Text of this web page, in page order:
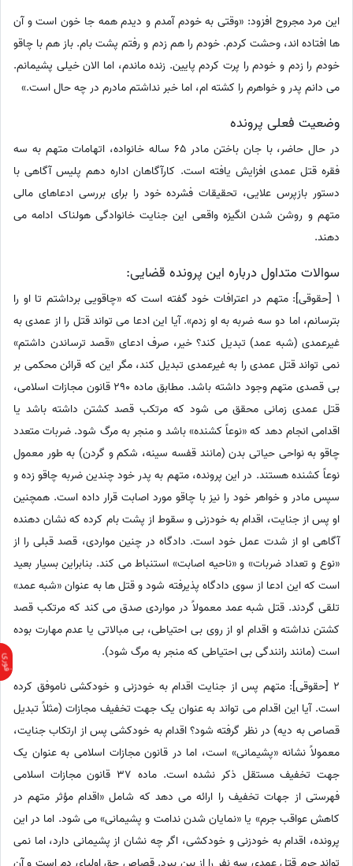
این مرد مجروح افزود: «وقتی به خودم آمدم و دیدم همه جا خون است و آن
ها افتاده اند، وحشت کردم. خودم را هم زدم و رفتم پشت بام. باز هم با چاقو
خودم را زدم و خودم را پرت کردم پایین. زنده ماندم، اما الان خیلی پشیمانم.
می دانم پدر و خواهرم را کشته ام، اما خبر نداشتم مادرم در چه حال است.»
وضعیت فعلی پرونده
در حال حاضر، با جان باختن مادر 65 ساله خانواده، اتهامات متهم به سه
فقره قتل عمدی افزایش یافته است. کارآگاهان اداره دهم پلیس آگاهی با
دستور بازپرس علایی، تحقیقات فشرده خود را برای بررسی ادعاهای مالی
متهم و روشن شدن انگیزه واقعی این جنایت خانوادگی هولناک ادامه می
دهند.
سوالات متداول درباره این پرونده قضایی:
1 [حقوقی]: متهم در اعترافات خود گفته است که «چاقویی برداشتم تا او را
بترسانم، اما دو سه ضربه به او زدم». آیا این ادعا می تواند قتل را از عمدی به
غیرعمدی (شبه عمد) تبدیل کند؟ خیر، صرف ادعای «قصد ترساندن داشتم»
نمی تواند قتل عمدی را به غیرعمدی تبدیل کند، مگر این که قرائن محکمی بر
بی قصدی متهم وجود داشته باشد. مطابق ماده 290 قانون مجازات اسلامی،
قتل عمدی زمانی محقق می شود که مرتکب قصد کشتن داشته باشد یا
اقدامی انجام دهد که «نوعاً کشنده» باشد و منجر به مرگ شود. ضربات متعدد
چاقو به نواحی حیاتی بدن (مانند قفسه سینه، شکم و گردن) به طور معمول
نوعاً کشنده هستند. در این پرونده، متهم به پدر خود چندین ضربه چاقو زده و
سپس مادر و خواهر خود را نیز با چاقو مورد اصابت قرار داده است. همچنین
او پس از جنایت، اقدام به خودزنی و سقوط از پشت بام کرده که نشان دهنده
آگاهی او از شدت عمل خود است. دادگاه در چنین مواردی، قصد قبلی را از
«نوع و تعداد ضربات» و «ناحیه اصابت» استنباط می کند. بنابراین بسیار بعید
است که این ادعا از سوی دادگاه پذیرفته شود و قتل ها به عنوان «شبه عمد»
تلقی گردند. قتل شبه عمد معمولاً در مواردی صدق می کند که مرتکب قصد
کشتن نداشته و اقدام او از روی بی احتیاطی، بی مبالاتی یا عدم مهارت بوده
است (مانند رانندگی بی احتیاطی که منجر به مرگ شود).
2 [حقوقی]: متهم پس از جنایت اقدام به خودزنی و خودکشی ناموفق کرده
است. آیا این اقدام می تواند به عنوان یک جهت تخفیف مجازات (مثلاً تبدیل
قصاص به دیه) در نظر گرفته شود؟ اقدام به خودکشی پس از ارتکاب جنایت،
معمولاً نشانه «پشیمانی» است، اما در قانون مجازات اسلامی به عنوان یک
جهت تخفیف مستقل ذکر نشده است. ماده 37 قانون مجازات اسلامی
فهرستی از جهات تخفیف را ارائه می دهد که شامل «اقدام مؤثر متهم در
کاهش عواقب جرم» یا «نمایان شدن ندامت و پشیمانی» می شود. اما در این
پرونده، اقدام به خودزنی و خودکشی، اگر چه نشان از پشیمانی دارد، اما نمی